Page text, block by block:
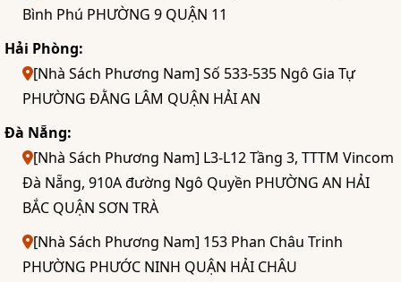
Bình Phú PHƯỜNG 9 QUẬN 11
Hải Phòng:
[Nhà Sách Phương Nam] Số 533-535 Ngô Gia Tự
PHƯỜNG ĐẰNG LÂM QUẬN HẢI AN
Đà Nẵng:
[Nhà Sách Phương Nam] L3-L12 Tầng 3, TTTM Vincom
Đà Nẵng, 910A đường Ngô Quyền PHƯỜNG AN HẢI
BẮC QUẬN SƠN TRÀ
[Nhà Sách Phương Nam] 153 Phan Châu Trinh
PHƯỜNG PHƯỚC NINH QUẬN HẢI CHÂU